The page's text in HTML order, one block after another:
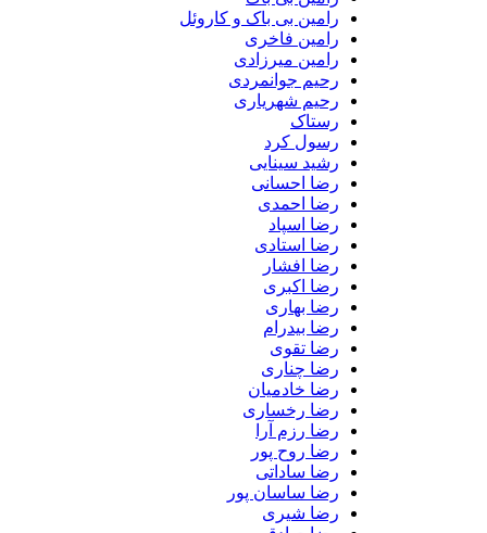
رامین بی باک و کاروئل
رامین فاخری
رامین میرزادی
رحیم جوانمردی
رحیم شهریاری
رستاک
رسول کرد
رشید سینایی
رضا احسانی
رضا احمدی
رضا اسپاد
رضا استادی
رضا افشار
رضا اکبری
رضا بهاری
رضا بیدرام
رضا تقوی
رضا چناری
رضا خادمیان
رضا رخساری
رضا رزم آرا
رضا روح پور
رضا ساداتی
رضا ساسان پور
رضا شیری